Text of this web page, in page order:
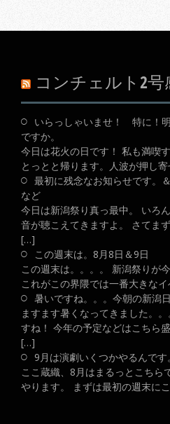
コンチェルト2号
いらっしゃいませ！ 特に！
ですか。
今日は花火の日です！ 私も満喫
とっとと帰ります。人波が押し
最初に残念なお知らせです。
など
今日は新潟祭り真っ最中。 いろ
音が聴こえてきますよ。 さてま
[…]
この週末は。8月8日＆9日
この週末は。。。。 新潟祭りが
これがこの界隈では一番大きな
暑いですね。。。今朝の新潟日
ますます暑くなってきました。
すね！ 今年の予定などはこちら
[…]
9月は演劇いくつかやるんです
ここ蔵織、8月はまるっとこちら
やります。 まずは最初の週末に